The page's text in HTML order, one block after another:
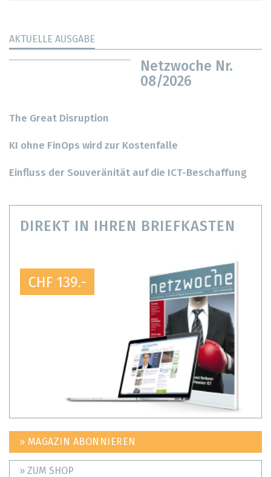
AKTUELLE AUSGABE
Netzwoche Nr.
08/2026
The Great Disruption
KI ohne FinOps wird zur Kostenfalle
Einfluss der Souveränität auf die ICT-Beschaffung
DIREKT IN IHREN BRIEFKASTEN
CHF 139.-
» MAGAZIN ABONNIEREN
» ZUM SHOP